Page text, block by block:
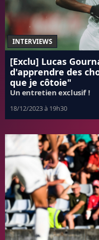
INTERVIEWS
[Exclu] Lucas
d'apprendre des
que je côtoie"
Un entretien exclusif !
18/12/2023 à 19h30